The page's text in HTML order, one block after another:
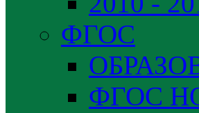
ФГОС
ФГОС